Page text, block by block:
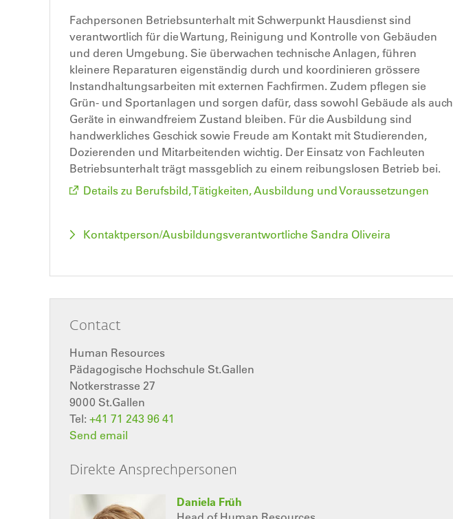
Fachpersonen Betriebsunterhalt mit Schwerpunkt Hausdienst sind
verantwortlich für die Wartung, Reinigung und Kontrolle von Gebäuden
und deren Umgebung. Sie überwachen technische Anlagen, führen
kleinere Reparaturen eigenständig durch und koordinieren grössere
Instandhaltungsarbeiten mit externen Fachfirmen. Zudem pflegen sie
Grün- und Sportanlagen und sorgen dafür, dass sowohl Gebäude als auch
Geräte in einwandfreiem Zustand bleiben. Für die Ausbildung sind
handwerkliches Geschick sowie Freude am Kontakt mit Studierenden,
Dozierenden und Mitarbeitenden wichtig. Der Einsatz von Fachleuten
Betriebsunterhalt trägt massgeblich zu einem reibungslosen Betrieb bei.
Details zu Berufsbild, Tätigkeiten, Ausbildung und Voraussetzungen
Kontaktperson/Ausbildungsverantwortliche Sandra Oliveira
Contact
Human Resources
Pädagogische Hochschule St.Gallen
Notkerstrasse 27
9000 St.Gallen
Tel: +41 71 243 96 41
Send email
Direkte Ansprechpersonen
Daniela Früh